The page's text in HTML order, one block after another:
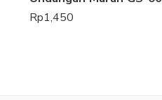
Rp1,450